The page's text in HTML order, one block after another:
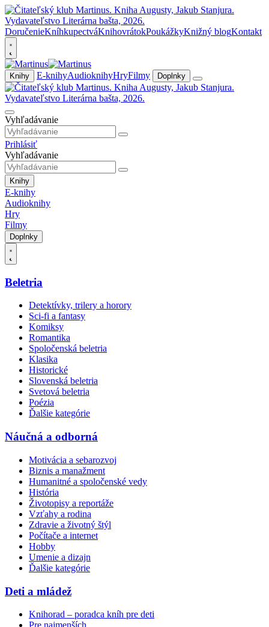
DoručenieKníhkupectváKnihovrátokPoukážkyKnižný blogKontakt
Knihy E-knihyAudioknihyHryFilmy Doplnky
Vyhľadávanie
Prihlásiť
Vyhľadávanie
Knihy
E-knihy
Audioknihy
Hry
Filmy
Doplnky
Beletria
Detektívky, trilery a horory
Sci-fi a fantasy
Komiksy
Romantika
Spoločenská beletria
Klasika
Historické
Slovenská beletria
Svetová beletria
Poézia
Ďalšie kategórie
Náučná a odborná
Motivácia a sebarozvoj
Biznis a manažment
Humanitné a spoločenské vedy
História
Životopisy a reportáže
Vzťahy a rodina
Zdravie a životný štýl
Počítače a internet
Hobby
Umenie a dizajn
Ďalšie kategórie
Deti a mládež
Knihorad – poradca kníh pre deti